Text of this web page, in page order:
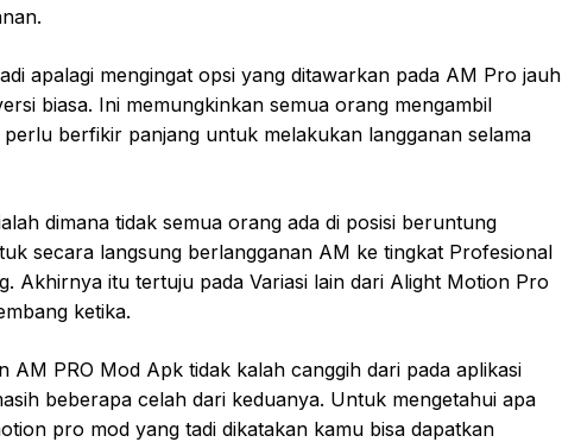
apalagi mengingat opsi yang ditawarkan pada AM Pro jauh
biasa. Ini memungkinkan semua orang mengambil
berfikir panjang untuk melakukan langganan selama
dimana tidak semua orang ada di posisi beruntung
secara langsung berlangganan AM ke tingkat Profesional
Akhirnya itu tertuju pada Variasi lain dari Alight Motion Pro
ketika.
AM PRO Mod Apk tidak kalah canggih dari pada aplikasi
beberapa celah dari keduanya. Untuk mengetahui apa
pro mod yang tadi dikatakan kamu bisa dapatkan